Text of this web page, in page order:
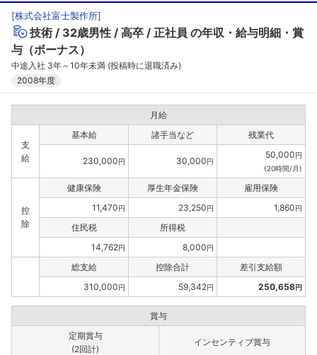
[株式会社富士製作所]
技術 32歳男性 高卒 正社員 の年収・給与明細・賞
与（ボーナス）
中途入社 3年～10年未満 (投稿時に退職済み)
2008年度
月給
支
給
基本給 諸手当など 残業代
230,000円 30,000円
50,000円
(20時間/月)
控
除
健康保険 厚生年金保険
雇用保険
11,470円 23,250円 1,860円
住民税
所得税
14,762円 8,000円
総支給 控除合計
差引支給額
310,000円 59,342円 250,658円
賞与
定期賞与
(2回計)
インセンティブ賞与